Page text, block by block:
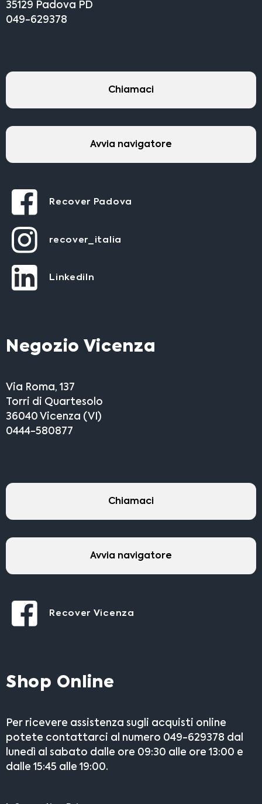
35129 Padova PD
049-629378
Chiamaci
Avvia navigatore
Recover Padova
recover_italia
LinkediIn
Negozio Vicenza
Via Roma, 137
Torri di Quartesolo
36040 Vicenza (VI)
0444-580877
Chiamaci
Avvia navigatore
Recover Vicenza
Shop Online
Per ricevere assistenza sugli acquisti online
potete contattarci al numero 049-629378 dal
lunedì al sabato dalle ore 09:30 alle ore 13:00 e
dalle 15:45 alle 19:00.